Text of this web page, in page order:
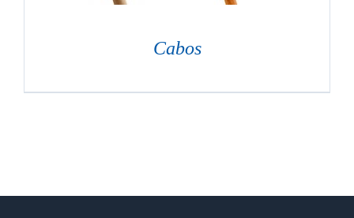
Cabos